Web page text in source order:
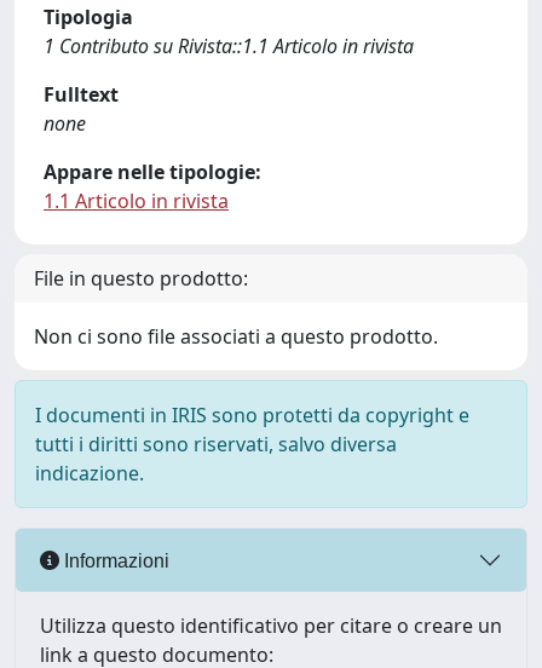
Tipologia
1 Contributo su Rivista::1.1 Articolo in rivista
Fulltext
none
Appare nelle tipologie:
1.1 Articolo in rivista
File in questo prodotto:
Non ci sono file associati a questo prodotto.
I documenti in IRIS sono protetti da copyright e
tutti i diritti sono riservati, salvo diversa
indicazione.
Informazioni
Utilizza questo identificativo per citare o creare un
link a questo documento: